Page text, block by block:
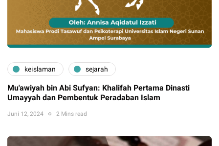
keislaman sejarah
Mu'awiyah bin Abi Sufyan: Khalifah Pertama Dinasti
Umayyah dan Pembentuk Peradaban Islam
Juni 12, 2024 2 Mins read